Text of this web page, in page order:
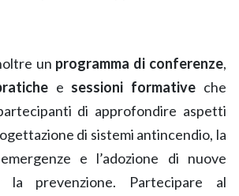
un programma di conferenze,
e sessioni formative che
di approfondire aspetti
di sistemi antincendio, la
e l’adozione di nuove
la prevenzione. Partecipare al